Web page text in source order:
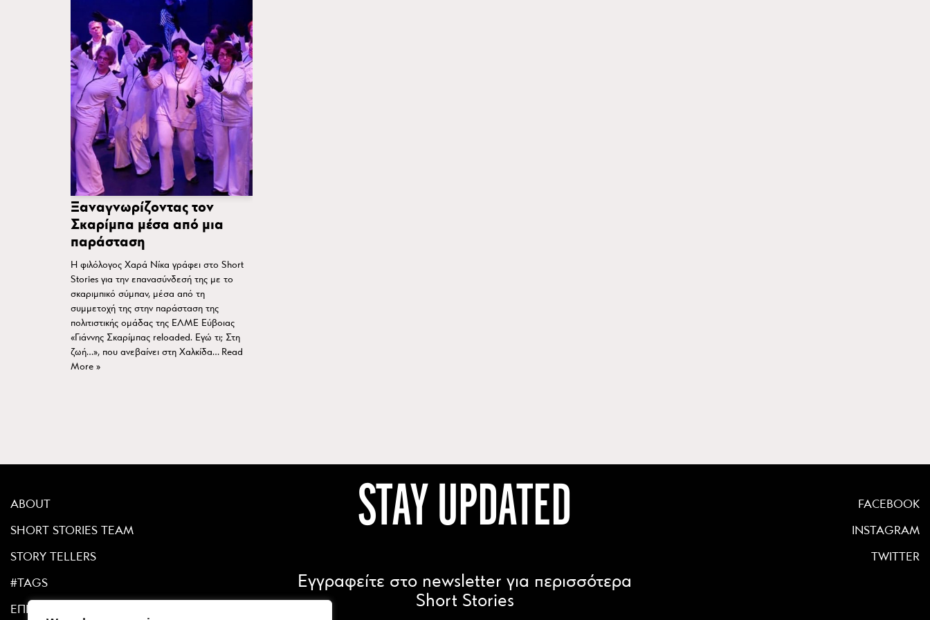
Ξαναγνωρίζοντας τον
Σκαρίμπα μέσα από μια
παράσταση
Η φιλόλογος Χαρά Νίκα γράφει στο Short
Stories για την επανασύνδεσή της με το
σκαριμπικό σύμπαν, μέσα από τη
συμμετοχή της στην παράσταση της
πολιτιστικής ομάδας της ΕΛΜΕ Εύβοιας
«Γιάννης Σκαρίμπας reloaded. Εγώ τι; Στη
ζωή…», που ανεβαίνει στη Χαλκίδα… Read
More »
ABOUT
SHORT STORIES TEAM
STORY TELLERS
#TAGS
ΕΠΙΚΟΙΝΩΝΙΑ
STAY UPDATED
Εγγραφείτε στο newsletter για περισσότερα
Short Stories
FACEBOOK
INSTAGRAM
TWITTER